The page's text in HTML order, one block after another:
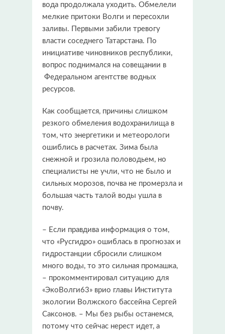
вода продолжала уходить. Обмелели
мелкие притоки Волги и пересохли
заливы. Первыми забили тревогу
власти соседнего Татарстана. По
инициативе чиновников республики,
вопрос поднимался на совещании в
Федеральном агентстве водных
ресурсов.
Как сообщается, причины слишком
резкого обмеления водохранилища в
том, что энергетики и метеорологи
ошиблись в расчетах. Зима была
снежной и грозила половодьем, но
специалисты не учли, что не было и
сильных морозов, почва не промерзла и
большая часть талой воды ушла в
почву.
– Если правдива информация о том,
что «Русгидро» ошиблась в прогнозах и
гидростанции сбросили слишком
много воды, то это сильная промашка,
– прокомментировал ситуацию для
«ЭкоВолги63» врио главы Института
экологии Волжского бассейна Сергей
Саксонов. – Мы без рыбы останемся,
потому что сейчас нерест идет, а